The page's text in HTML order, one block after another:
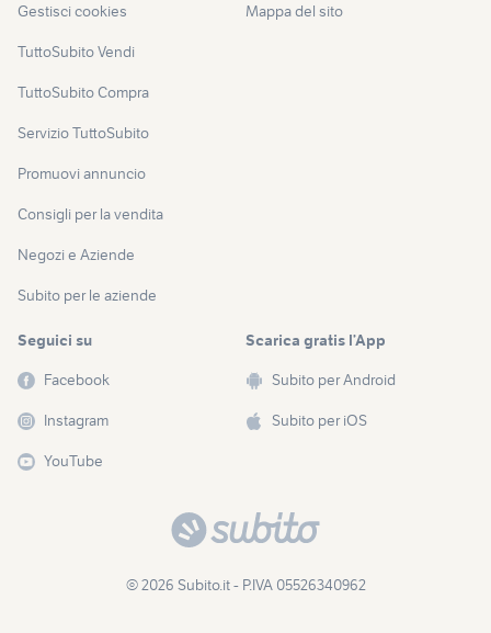
Gestisci cookies
TuttoSubito Vendi
TuttoSubito Compra
Servizio TuttoSubito
Promuovi annuncio
Consigli per la vendita
Negozi e Aziende
Subito per le aziende
Mappa del sito
Seguici su
Facebook
Instagram
YouTube
Scarica gratis l’App
Subito per Android
Subito per iOS
© 2026 Subito.it - P.IVA 05526340962